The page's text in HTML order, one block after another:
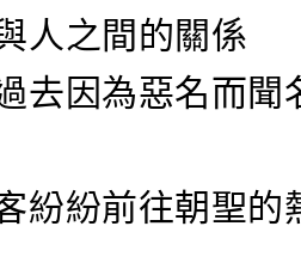
人之間的關係
去因為惡名而聞
紛紛前往朝聖的